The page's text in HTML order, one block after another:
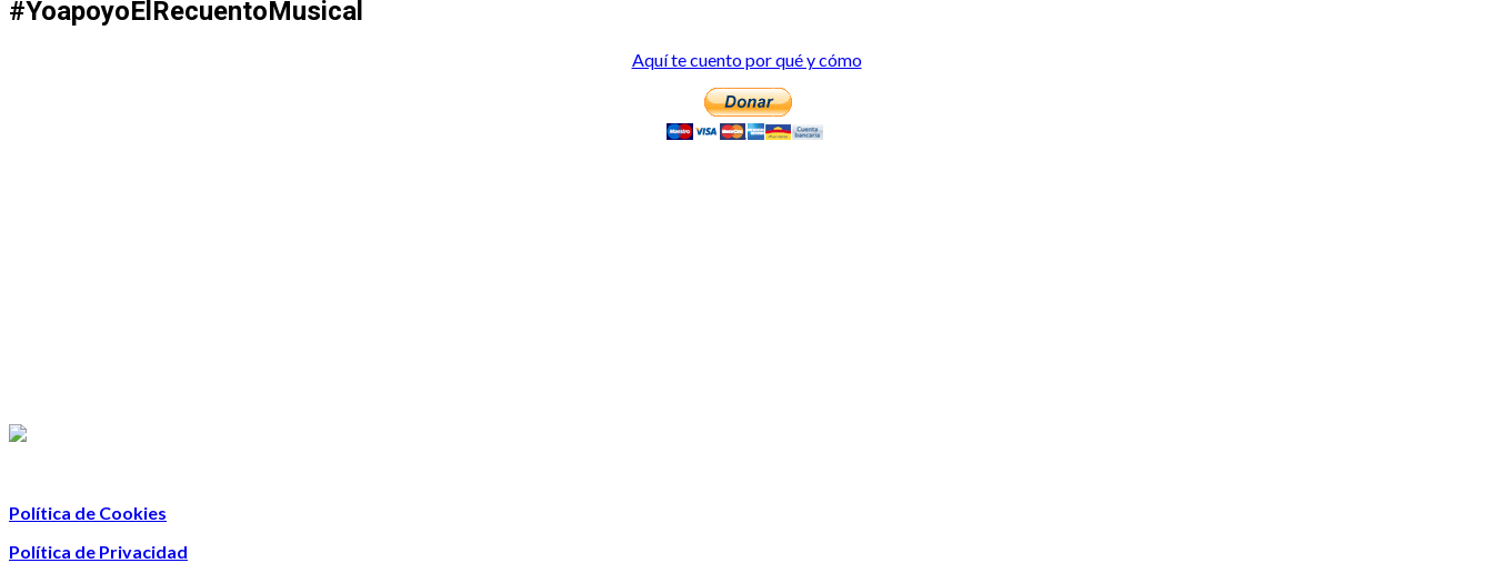
#YoapoyoElRecuentoMusical
Aquí te cuento por qué y cómo
Política de Cookies
Política de Privacidad